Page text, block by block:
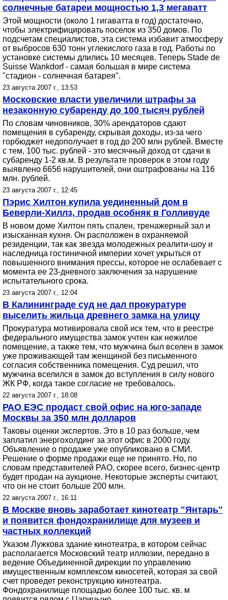
солнечные батареи мощностью 1,3 мегаватт
Этой мощности (около 1 гигаватта в год) достаточно,
чтобы электрифицировать поселок из 350 домов. По
подсчетам специалистов, эта система избавит атмосферу
от выбросов 630 тонн углекислого газа в год. Работы по
установке системы длились 10 месяцев. Теперь Stade de
Suisse Wankdorf - самая большая в мире система
"стадион - солнечная батарея".
23 августа 2007 г., 13:53
Московские власти увеличили штрафы за
незаконную субаренду до 100 тысяч рублей
По словам чиновников, 30% арендаторов сдают
помещения в субаренду, скрывая доходы, из-за чего
горбюджет недополучает в год до 200 млн рублей. Вместе
с тем, 100 тыс. рублей - это месячный доход от сдачи в
субаренду 1-2 кв.м. В результате проверок в этом году
выявлено 6656 нарушителей, они оштрафованы на 116
млн. рублей.
23 августа 2007 г., 12:45
Пэрис Хилтон купила уединенный дом в
Беверли-Хиллз, продав особняк в Голливуде
В новом доме Хилтон пять спален, тренажерный зал и
изысканная кухня. Он расположен в охраняемой
резиденции, так как звезда молодежных реалити-шоу и
наследница гостиничной империи хочет укрыться от
повышенного внимания прессы, которое не ослабевает с
момента ее 23-дневного заключения за нарушение
испытательного срока.
23 августа 2007 г., 12:04
В Калининграде суд не дал прокуратуре
выселить жильца древнего замка на улицу
Прокуратура мотивировала свой иск тем, что в реестре
федерального имущества замок учтен как нежилое
помещение, а также тем, что мужчина был вселен в замок
уже проживающей там женщиной без письменного
согласия собственника помещения. Суд решил, что
мужчина вселился в замок до вступления в силу нового
ЖК РФ, когда такое согласие не требовалось.
22 августа 2007 г., 18:08
РАО ЕЭС продаст свой офис на юго-западе
Москвы за 350 млн долларов
Таковы оценки экспертов. Это в 10 раз больше, чем
заплатил энергохолдинг за этот офис в 2000 году.
Объявление о продаже уже опубликовано в СМИ.
Решение о форме продажи еще не принято. Но, по
словам представителей РАО, скорее всего, бизнес-центр
будет продан на аукционе. Некоторые эксперты считают,
что он не стоит больше 200 млн.
22 августа 2007 г., 16:11
В Москве вновь заработает кинотеатр "Янтарь"
и появится фондохранилище для музеев и
частных коллекций
Указом Лужкова здание кинотеатра, в котором сейчас
располагается Московский театр иллюзии, передано в
ведение Объединенной дирекции по управлению
имущественным комплексом киносетей, которая за свой
счет проведет реконструкцию кинотеатра.
Фондохранилище площадью более 100 тыс. кв. м